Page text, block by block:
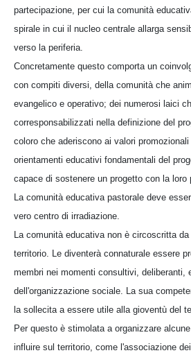
partecipazione, per cui la comunità
spirale in cui il nucleo centrale allarga
verso la periferia.
Concretamente questo comporta un
con compiti diversi, della comunità che
evangelico e operativo; dei numerosi laici
corresponsabilizzati nella definizione del
coloro che aderiscono ai valori
orientamenti educativi fondamentali del
capace di sostenere un progetto con la
La comunità educativa pastorale deve
vero centro di irradiazione.
La comunità educativa non è circoscritta
territorio. Le diventerà connaturale essere
membri nei momenti consultivi, deliberanti,
dell'organizzazione sociale. La sua
la sollecita a essere utile alla gioventù del
Per questo è stimolata a organizzare
influire sul territorio, come l'associazione